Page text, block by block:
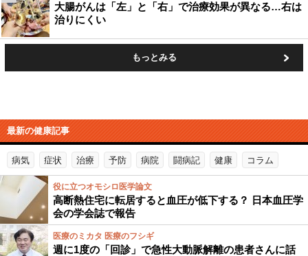
大腸がんは「左」と「右」で治療効果が異なる…右は
治りにくい
もっとみる
最新の健康記事
病気 症状 治療 予防 病院 闘病記 健康 コラム
役に立つオモシロ医学論文
高断熱住宅に転居すると血圧が低下する？ 日本血圧学
会の学会誌で報告
医療のミカタ 医療のフシギ
週に1度の「回診」で急性大動脈解離の患者さんに話